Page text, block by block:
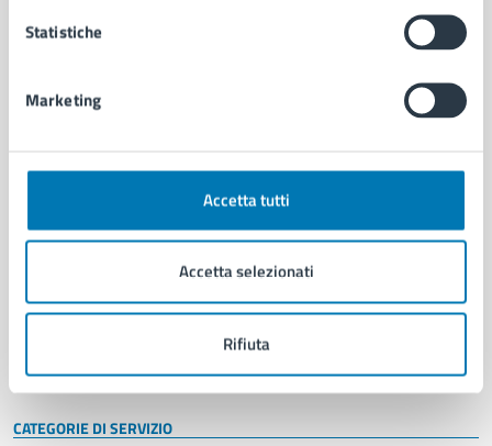
Statistiche
Marketing
Accetta tutti
Accetta selezionati
Rifiuta
Comune di Napoli
AMMINISTRAZIONE
Organi di governo
Enti e fondazioni
Personale amministrativo
Intranet, posta aziendale e protocollo
CATEGORIE DI SERVIZIO